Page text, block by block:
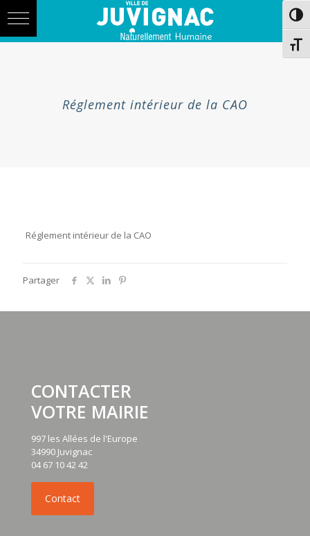
navigation
Réglement intérieur de la CAO
Réglement intérieur de la CAO
Partager
CONTACTER
VOTRE MAIRIE
997 les Allées de l'Europe
34990 Juvignac
04 67 10 42 42